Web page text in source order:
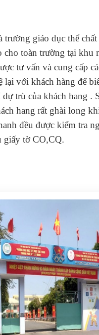
trường giáo dục thể
toàn trường tại khu
tư vấn và cung cấp
lại với khách hàng để
trù của khách hang .
hang rất ghài long
đều được kiểm tra
giấy tờ CO,CQ.